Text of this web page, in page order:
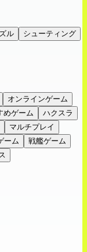
ル
シューティング
オンラインゲーム
めゲーム
ハクスラ
マルチプレイ
ーム
戦艦ゲーム